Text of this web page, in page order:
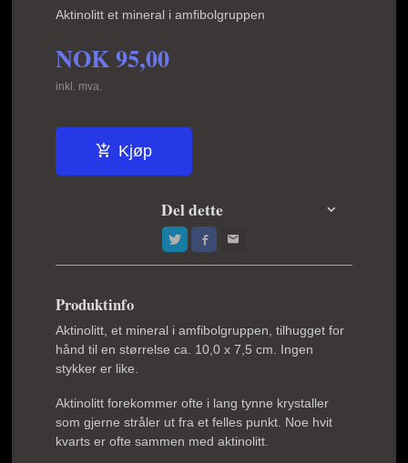
Aktinolitt et mineral i amfibolgruppen
NOK95,00
inkl. mva.
Kjøp
Del dette
Produktinfo
Aktinolitt, et mineral i amfibolgruppen, tilhugget for
hånd til en størrelse ca. 10,0 x 7,5 cm. Ingen
stykker er like.
Aktinolitt forekommer ofte i lang tynne krystaller
som gjerne stråler ut fra et felles punkt. Noe hvit
kvarts er ofte sammen med aktinolitt.